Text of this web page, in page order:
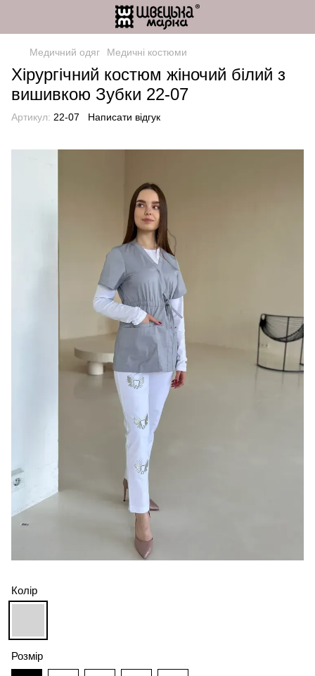
Медичний одяг Медичні костюми
Хірургічний костюм жіночий білий з
вишивкою Зубки 22-07
Артикул: 22-07 Написати відгук
Колір
Розмір